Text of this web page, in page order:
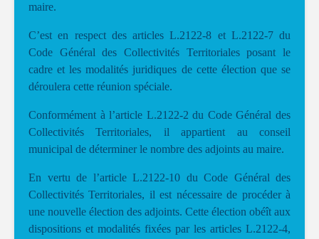
maire.
C’est en respect des articles L.2122-8 et L.2122-7 du
Code Général des Collectivités Territoriales posant le
cadre et les modalités juridiques de cette élection que se
déroulera cette réunion spéciale.
Conformément à l’article L.2122-2 du Code Général des
Collectivités Territoriales, il appartient au conseil
municipal de déterminer le nombre des adjoints au maire.
En vertu de l’article L.2122-10 du Code Général des
Collectivités Territoriales, il est nécessaire de procéder à
une nouvelle élection des adjoints. Cette élection obéît aux
dispositions et modalités fixées par les articles L.2122-4,